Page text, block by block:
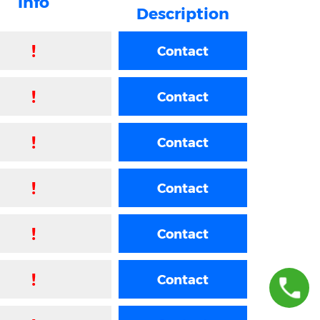
+36709458383
Description
! Contact
! Contact
! Contact
! Contact
! Contact
! Contact